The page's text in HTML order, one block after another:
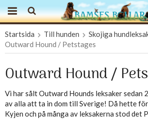
Produkten har blivit tillagd i
Startsida Till hunden
Skojiga
Outward Hound / Petstages
Outward Hound /
Vi har sålt Outward Hounds leksaker sedan
av alla att ta in dom till Sverige! Då hette
Kyjen och på många av leksakerna stod det